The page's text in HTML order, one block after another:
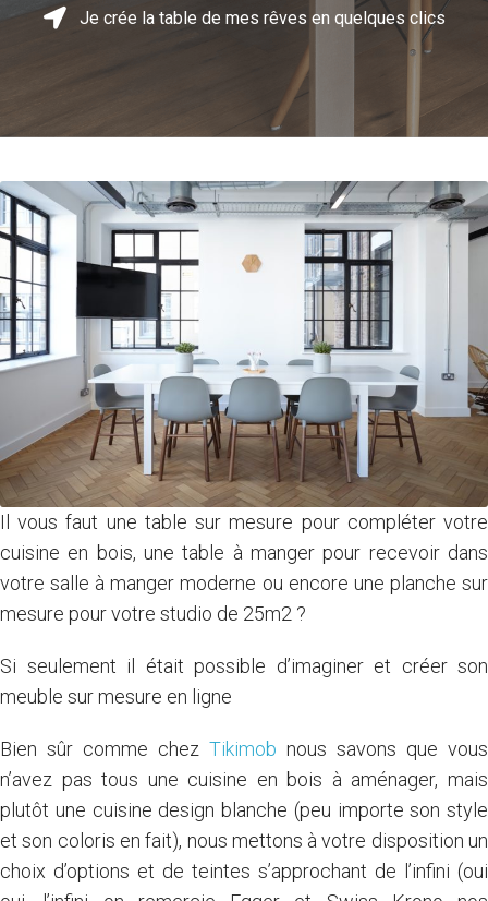
Je crée la table de mes rêves en quelques clics
Il vous faut une table sur mesure pour compléter votre
cuisine en bois, une table à manger pour recevoir dans
votre salle à manger moderne ou encore une planche sur
mesure pour votre studio de 25m2 ?
Si seulement il était possible d’imaginer et créer son
meuble sur mesure en ligne
Bien sûr comme chez Tikimob nous savons que vous
n’avez pas tous une cuisine en bois à aménager, mais
plutôt une cuisine design blanche (peu importe son style
et son coloris en fait), nous mettons à votre disposition un
choix d’options et de teintes s’approchant de l’infini (oui